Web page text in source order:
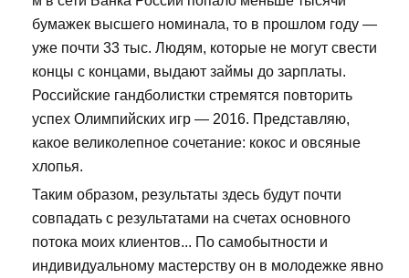
бумажек высшего номинала, то в прошлом году —
уже почти 33 тыс. Людям, которые не могут свести
концы с концами, выдают займы до зарплаты.
Российские гандболистки стремятся повторить
успех Олимпийских игр — 2016. Представляю,
какое великолепное сочетание: кокос и овсяные
хлопья.
Таким образом, результаты здесь будут почти
совпадать с результатами на счетах основного
потока моих клиентов... По самобытности и
индивидуальному мастерству он в молодежке явно